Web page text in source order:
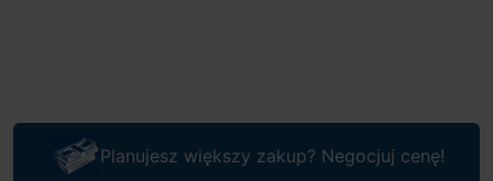
Planujesz większy zakup? Negocjuj cenę!